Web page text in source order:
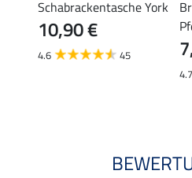
Schabrackentasche York
10,90 €
4.6 45
4.7